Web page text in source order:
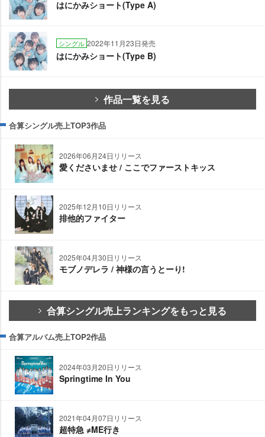
はにかみショート(Type A)
シングル 2022年11月23日発売
はにかみショート(Type B)
作品一覧を見る
合算シングル売上TOP3作品
2026年06月24日リリース
愛くださいませ / ここでファーストキッス
2025年12月10日リリース
排他的ファイター
2025年04月30日リリース
モブノデレラ / 神様の言うとーり!
合算シングル売上ランキングをもっと見る
合算アルバム売上TOP2作品
2024年03月20日リリース
Springtime In You
2021年04月07日リリース
超特急 ≠ME行き